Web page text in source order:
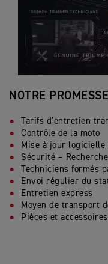
NOTRE PROMESSE
Tarifs d’entretien
Contrôle de la moto
Mise à jour logicielle
Sécurité –
Techniciens formés
Envoi régulier du
Entretien express
Moyen de transport
Pièces et